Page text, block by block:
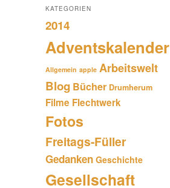
KATEGORIEN
2014
Adventskalender
Allgemein apple Arbeitswelt
Blog Bücher Drumherum
Filme Flechtwerk
Fotos
Freitags-Füller
Gedanken Geschichte
Gesellschaft